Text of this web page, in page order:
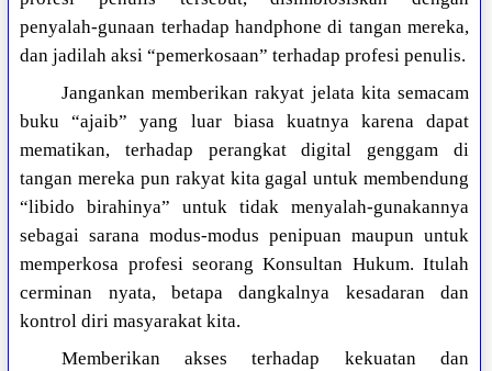
penyalah-gunaan terhadap handphone di tangan mereka,
dan jadilah aksi “pemerkosaan” terhadap profesi penulis.
Jangankan memberikan rakyat jelata kita semacam
buku “ajaib” yang luar biasa kuatnya karena dapat
mematikan, terhadap perangkat digital genggam di
tangan mereka pun rakyat kita gagal untuk membendung
“libido birahinya” untuk tidak menyalah-gunakannya
sebagai sarana modus-modus penipuan maupun untuk
memperkosa profesi seorang Konsultan Hukum. Itulah
cerminan nyata, betapa dangkalnya kesadaran dan
kontrol diri masyarakat kita.
Memberikan akses terhadap kekuatan dan